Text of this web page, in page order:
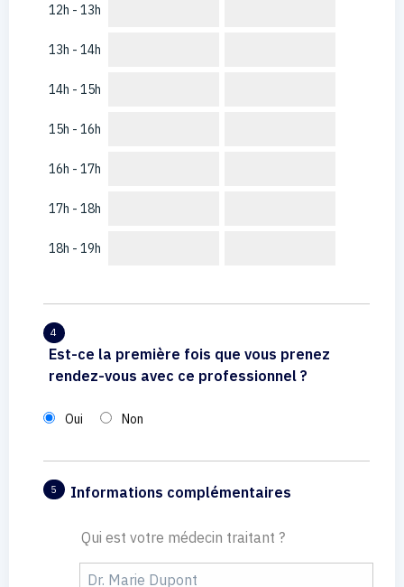
12h - 13h
13h - 14h
14h - 15h
15h - 16h
16h - 17h
17h - 18h
18h - 19h
4
Est-ce la première fois que vous prenez
rendez-vous avec ce professionnel ?
Oui Non
5 Informations complémentaires
Qui est votre médecin traitant ?